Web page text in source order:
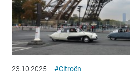
23.10.2025 #Citroën